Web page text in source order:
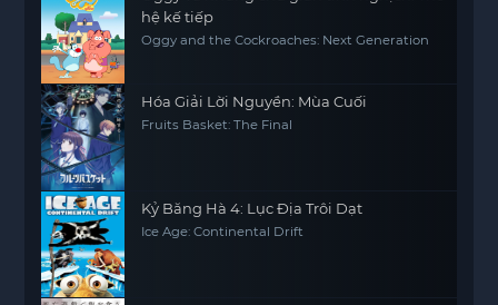
hệ kế tiếp
Oggy and the Cockroaches: Next Generation
Hóa Giải Lời Nguyền: Mùa Cuối
Fruits Basket: The Final
Kỷ Băng Hà 4: Lục Địa Trôi Dạt
Ice Age: Continental Drift